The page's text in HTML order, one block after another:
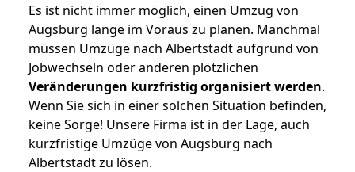
Es ist nicht immer möglich, einen Umzug von
Augsburg lange im Voraus zu planen. Manchmal
müssen Umzüge nach Albertstadt aufgrund von
Jobwechseln oder anderen plötzlichen
Veränderungen kurzfristig organisiert werden.
Wenn Sie sich in einer solchen Situation befinden,
keine Sorge! Unsere Firma ist in der Lage, auch
kurzfristige Umzüge von Augsburg nach
Albertstadt zu lösen.